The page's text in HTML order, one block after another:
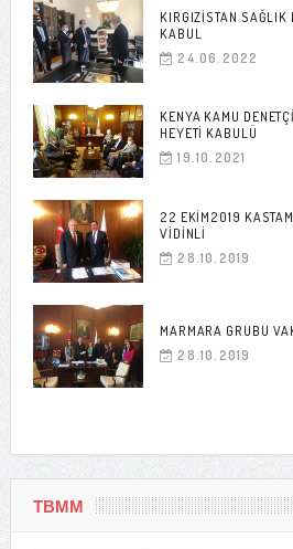
KIRGIZISTAN SAĞLIK
KABUL
24.06.2022
KENYA KAMU
HEYETI KABULÜ
19.10.2021
22 EKIM2019
VIDINLI
28.10.2019
MARMARA GRUBU
28.10.2019
TBMM